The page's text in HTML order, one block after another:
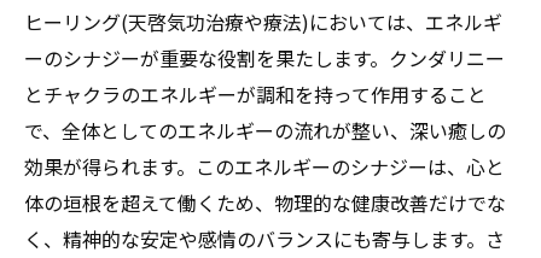
ヒーリング(天啓気功治療や療法)においては、エネルギ
ーのシナジーが重要な役割を果たします。クンダリニー
とチャクラのエネルギーが調和を持って作用すること
で、全体としてのエネルギーの流れが整い、深い癒しの
効果が得られます。このエネルギーのシナジーは、心と
体の垣根を超えて働くため、物理的な健康改善だけでな
く、精神的な安定や感情のバランスにも寄与します。さ